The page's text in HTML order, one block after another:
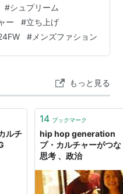
Teeは大人気で何よりで
Tyler Tee Black本命で
ばと挑戦しましたが撃
したがTyl…
#シュプリーム
ー #立ち上げ
# メンズファション
もっと見る
ルチ
14 ブックマーク
hip hop
プ・カルチャーがつ
思考 、政治